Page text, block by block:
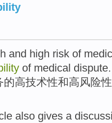
and high risk of
of medical dispute.
的高技术性和高风险性
also gives a